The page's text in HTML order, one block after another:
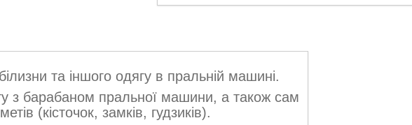
та іншого одягу в пральній машині.
з барабаном пральної машини, а також сам
(кісточок, замків, гудзиків).